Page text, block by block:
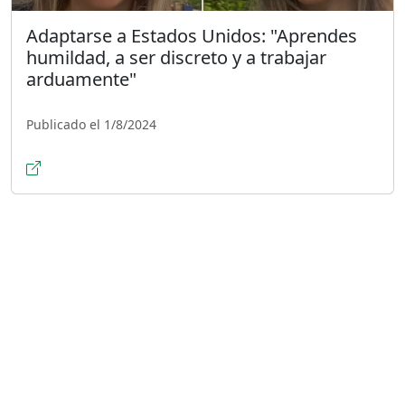
Adaptarse a Estados Unidos: "Aprendes
humildad, a ser discreto y a trabajar
arduamente"
Publicado el 1/8/2024